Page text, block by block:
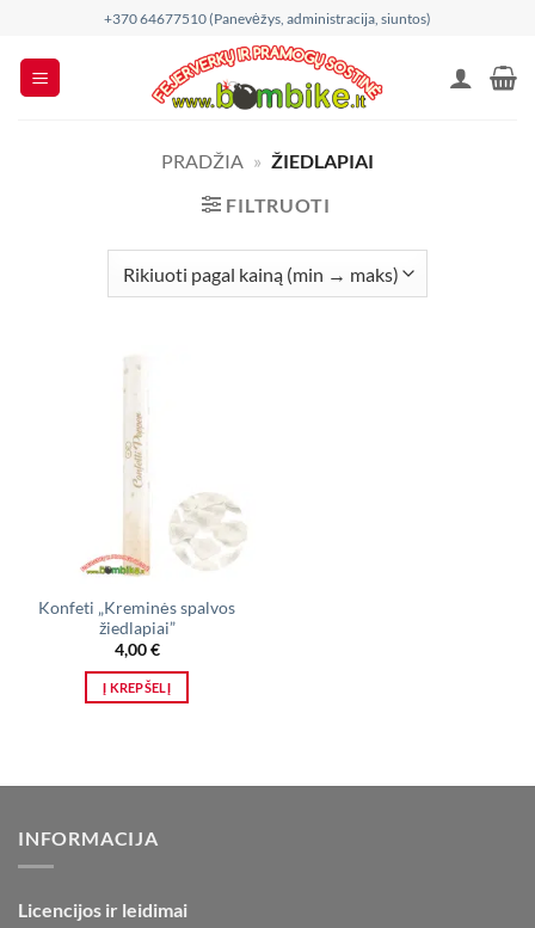
content
+370 64677510 (Panevėžys, administracija, siuntos)
PRADŽIA » ŽIEDLAPIAI
FILTRUOTI
Konfeti „Kreminės spalvos
žiedlapiai”
4,00€
Į KREPŠELĮ
INFORMACIJA
Licencijos ir leidimai